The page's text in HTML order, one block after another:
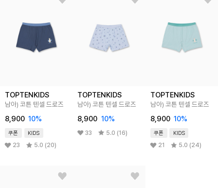
TOPTENKIDS
남아) 코튼 텐셀 드로즈
8,900 10%
쿠폰 KIDS
23 5.0 (20)
TOPTENKIDS
남아) 코튼 텐셀 드로즈
8,900 10%
33 5.0 (16)
TOPTENKIDS
남아) 코튼 텐셀 드로즈
8,900 10%
쿠폰 KIDS
21 5.0 (24)